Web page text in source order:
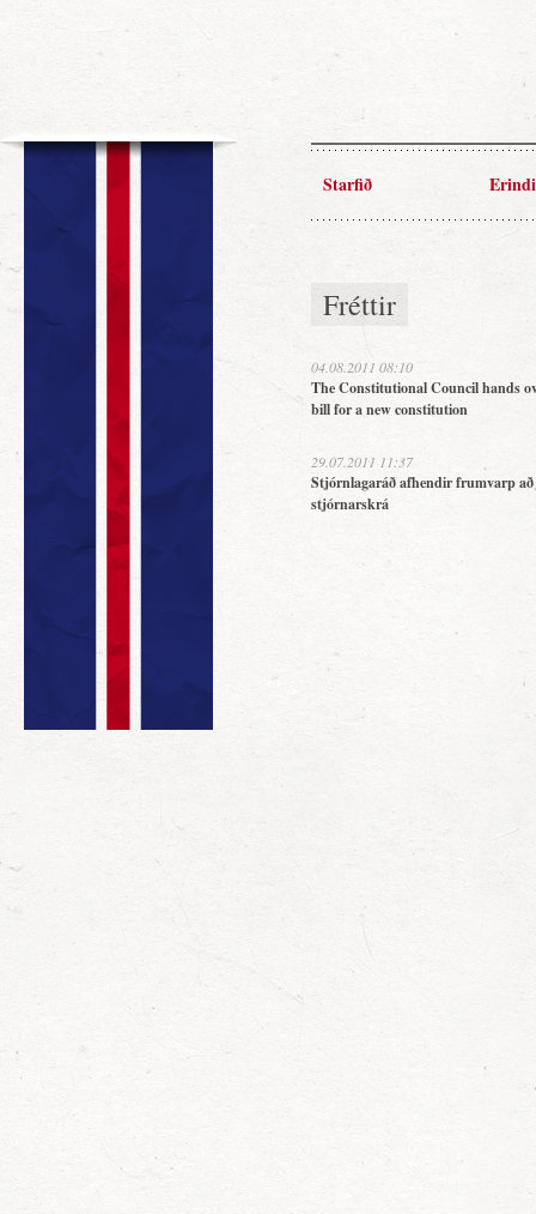
Starfið Erindi
Fréttir
04.08.2011 08:10
The Constitutional Council hands
bill for a new constitution
29.07.2011 11:37
Stjórnlagaráð afhendir frumvarp
stjórnarskrá